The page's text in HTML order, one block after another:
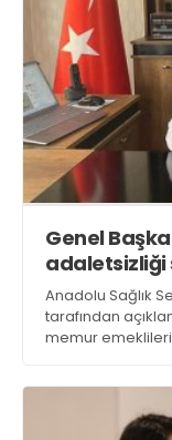
Genel
adaletsizliği
Anadolu Sağlık
tarafından
memur